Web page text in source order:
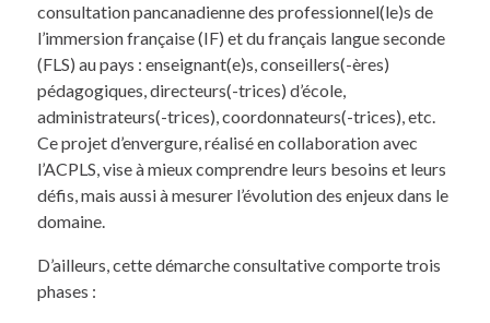
consultation pancanadienne des professionnel(le)s de
l’immersion française (IF) et du français langue seconde
(FLS) au pays : enseignant(e)s, conseillers(-ères)
pédagogiques, directeurs(-trices) d’école,
administrateurs(-trices), coordonnateurs(-trices), etc.
Ce projet d’envergure, réalisé en collaboration avec
l’ACPLS, vise à mieux comprendre leurs besoins et leurs
défis, mais aussi à mesurer l’évolution des enjeux dans le
domaine.
D’ailleurs, cette démarche consultative comporte trois
phases :